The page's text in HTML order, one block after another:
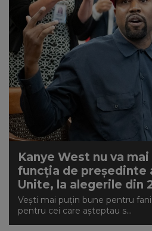
Kanye West nu va
funcția de președinte
Unite, la alegerile din
Vești mai puțin bune pentru
pentru cei care așteptau s...